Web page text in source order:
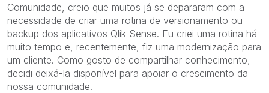
Comunidade, creio que muitos já se depararam com a
necessidade de criar uma rotina de versionamento ou
backup dos aplicativos Qlik Sense. Eu criei uma rotina há
muito tempo e, recentemente, fiz uma modernização para
um cliente. Como gosto de compartilhar conhecimento,
decidi deixá-la disponível para apoiar o crescimento da
nossa comunidade.